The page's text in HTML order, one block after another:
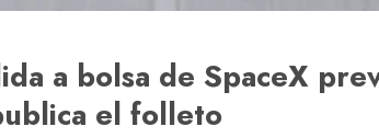
a bolsa de SpaceX
el folleto